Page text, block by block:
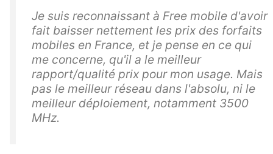
Je suis reconnaissant à Free mobile d'avoir
fait baisser nettement les prix des forfaits
mobiles en France, et je pense en ce qui
me concerne, qu'il a le meilleur
rapport/qualité prix pour mon usage. Mais
pas le meilleur réseau dans l'absolu, ni le
meilleur déploiement, notamment 3500
MHz.